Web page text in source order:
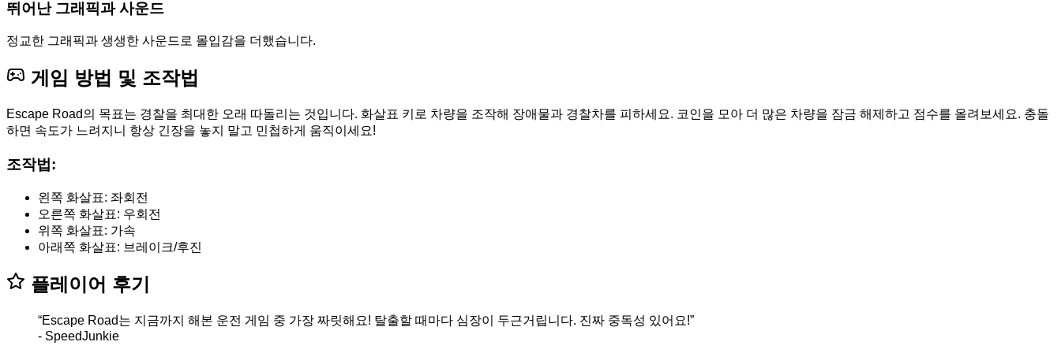
뛰어난 그래픽과 사운드
정교한 그래픽과 생생한 사운드로 몰입감을 더했습니다.
게임 방법 및 조작법
Escape Road의 목표는 경찰을 최대한 오래 따돌리는 것입니다. 화살표 키로 차량을 조작해 장애물과 경찰차를 피하세요. 코인을 모아 더 많은 차량을 잠금 해제하고 점수를 올려보세요. 충돌
하면 속도가 느려지니 항상 긴장을 놓지 말고 민첩하게 움직이세요!
조작법:
왼쪽 화살표: 좌회전
오른쪽 화살표: 우회전
위쪽 화살표: 가속
아래쪽 화살표: 브레이크/후진
플레이어 후기
“Escape Road는 지금까지 해본 운전 게임 중 가장 짜릿해요! 탈출할 때마다 심장이 두근거립니다. 진짜 중독성 있어요!”
- SpeedJunkie